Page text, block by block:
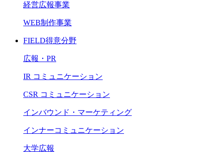
経営広報事業
WEB制作事業
FIELD得意分野
広報・PR
IR コミュニケーション
CSR コミュニケーション
インバウンド・マーケティング
インナーコミュニケーション
大学広報